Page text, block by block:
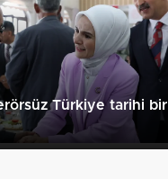
Türkiye tarihi bir